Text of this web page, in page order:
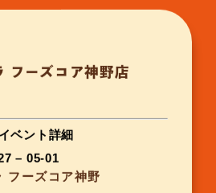
フーズコア神野店
イベント詳細
– 05-01
フーズコア神野